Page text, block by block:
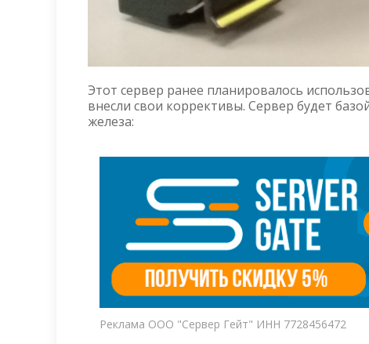
Этот сервер ранее планировалось
внесли свои коррективы. Сервер будет
железа:
Реклама ООО "Сервер Гейт" ИНН 7728456472